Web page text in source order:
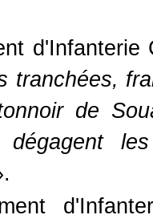
tranchées,
de
dégagent